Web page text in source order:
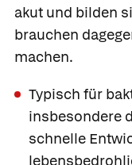
akut und bilden
brauchen
machen.
Typisch für
insbesondere
schnelle